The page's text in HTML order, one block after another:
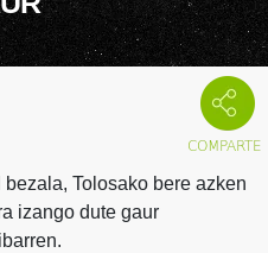
Tolosako bere azken
izango dute gaur